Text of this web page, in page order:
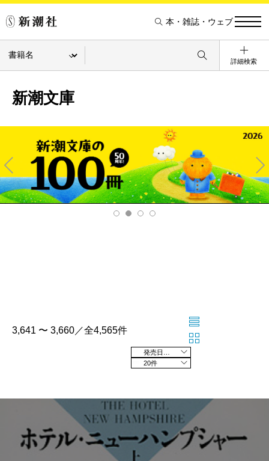
本・雑誌・ウェブ
詳細検索
新潮文庫
Pre
v
Ne
xt
3,641 〜 3,660／全4,565件
20件